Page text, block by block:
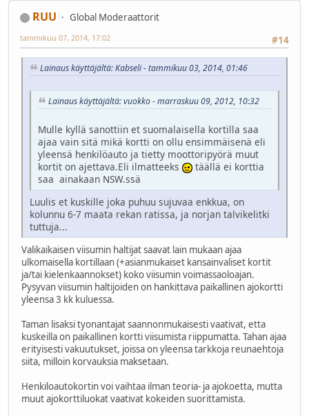
RUU
Global Moderaattorit
#14
tammikuu 07, 2014, 17:02
Lainaus käyttäjältä: Kabseli - tammikuu 03, 2014, 01:46
Lainaus käyttäjältä: vuokko - marraskuu 09, 2012, 10:32
Mulle kyllä sanottiin et suomalaisella kortilla saa
ajaa vain sitä mikä kortti on ollu ensimmäisenä eli
yleensä henkilöauto ja tietty moottoripyörä muut
kortit on ajettava.Eli ilmatteeks
täällä ei korttia
saa ainakaan NSW.ssä
Luulis et kuskille joka puhuu sujuvaa enkkua, on
kolunnu 6-7 maata rekan ratissa, ja norjan talvikelitki
tuttuja...
Valikaikaisen viisumin haltijat saavat lain mukaan ajaa
ulkomaisella kortillaan (+asianmukaiset kansainvaliset kortit
ja/tai kielenkaannokset) koko viisumin voimassaoloajan.
Pysyvan viisumin haltijoiden on hankittava paikallinen ajokortti
yleensa 3 kk kuluessa.
Taman lisaksi tyonantajat saannonmukaisesti vaativat, etta
kuskeilla on paikallinen kortti viisumista riippumatta. Tahan ajaa
erityisesti vakuutukset, joissa on yleensa tarkkoja reunaehtoja
siita, milloin korvauksia maksetaan.
Henkiloautokortin voi vaihtaa ilman teoria- ja ajokoetta, mutta
muut ajokorttiluokat vaativat kokeiden suorittamista.